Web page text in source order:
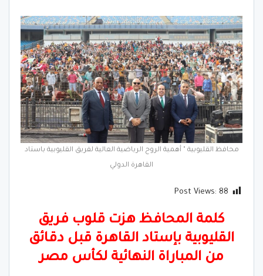
محافظ القليوبية " أهمية الروح الرياضية العالية لفريق القليوبية باستاد
القاهرة الدولي
Post Views: 88
كلمة المحافظ هزت قلوب فريق
القليوبية بإستاد القاهرة قبل دقائق
من المباراة النهائية لكأس مصر